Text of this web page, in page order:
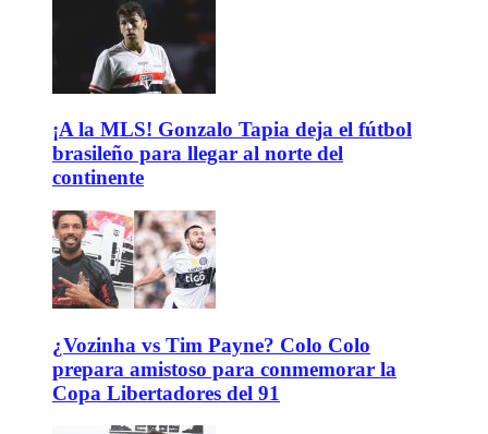
¡A la MLS! Gonzalo Tapia deja el fútbol
brasileño para llegar al norte del
continente
¿Vozinha vs Tim Payne? Colo Colo
prepara amistoso para conmemorar la
Copa Libertadores del 91